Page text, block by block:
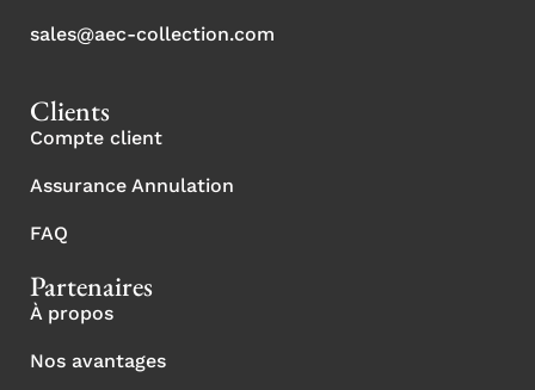
sales@aec-collection.com
Clients
Compte client
Assurance Annulation
FAQ
Partenaires
À propos
Nos avantages